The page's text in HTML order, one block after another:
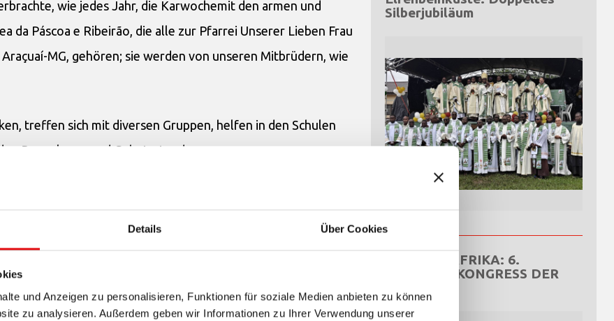
Details Über Cookies
und Anzeigen zu personalisieren, Funktionen für soziale Medien anbieten zu können
zu analysieren. Außerdem geben wir Informationen zu Ihrer Verwendung unserer
wie jedes Jahr, die Karwochemit den armen und
da Páscoa e Ribeirão, die alle zur Pfarrei Unserer Lieben Frau
MG, gehören; sie werden von unseren Mitbrüdern, wie
treffen sich mit diversen Gruppen, helfen in den Schulen
Rosenkranz und Gebetsstunden.
Musik usw. standen im Zeichen des Wortes der hl. Therese
Silberjubiläum
ZENTRALAFRIKA: 6.
NATIONALKONGRESS DER